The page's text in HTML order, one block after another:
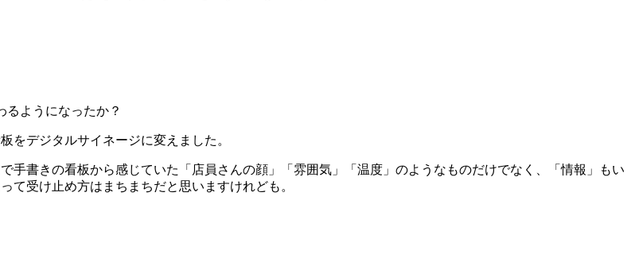
をデジタルサイネージに変えました。
手書きの看板から感じていた「店員さんの顔」「雰囲気」「温度」のようなものだけでなく、「情報」もい
て受け止め方はまちまちだと思いますけれども。